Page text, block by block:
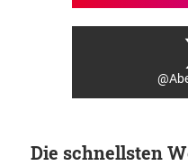
Die schnellsten